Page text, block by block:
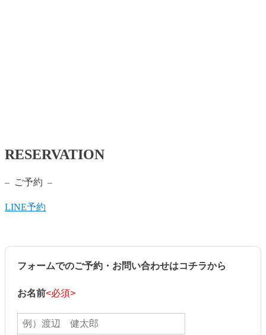
RESERVATION
– ご予約 –
LINE予約
フォームでのご予約・お問い合わせはコチラから
お名前<必須>